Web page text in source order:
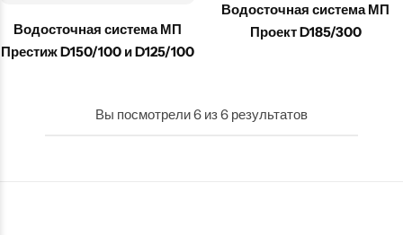
Водосточная система МП
Престиж D150/100 и D125/100
Водосточная система МП
Проект D185/300
Вы посмотрели6 из6 результатов